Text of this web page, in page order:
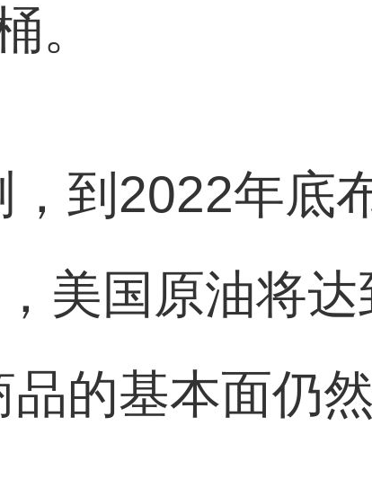
。
到2022年底
美国原油将
的基本面仍然